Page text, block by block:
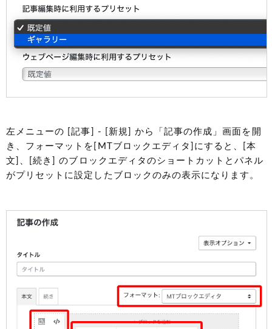
左メニューの [記事] - [新規] から「記事の作成」画面を開
き、フォーマットを[MTブロックエディタ]にすると、[本
文]、[続き] のブロックエディタのショートカットとパネル
がプリセットに設定したブロックのみの表示になります。